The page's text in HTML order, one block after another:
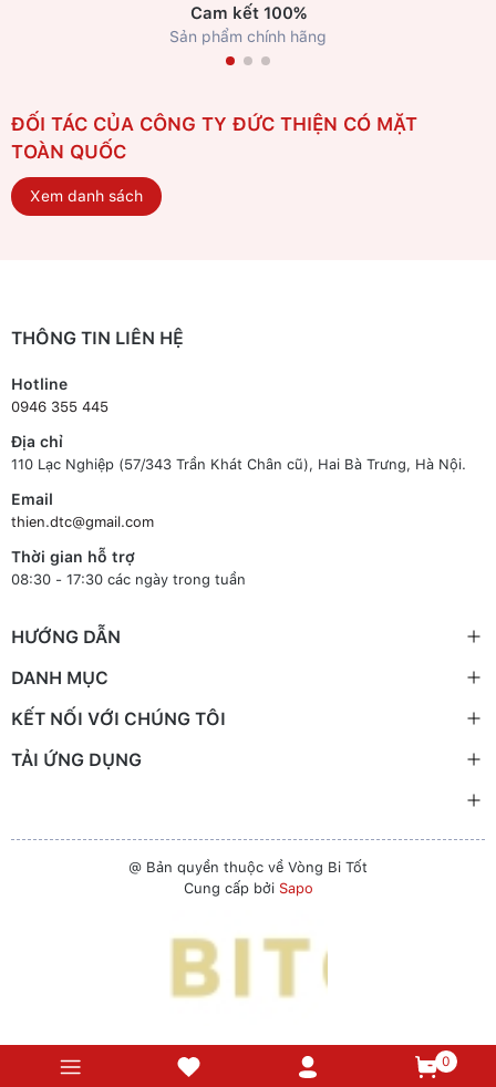
0
Cam kết 100%
Sản phẩm chính hãng
ĐỐI TÁC CỦA CÔNG TY ĐỨC THIỆN CÓ MẶT
TOÀN QUỐC
Xem danh sách
THÔNG TIN LIÊN HỆ
Hotline
0946 355 445
Địa chỉ
110 Lạc Nghiệp (57/343 Trần Khát Chân cũ), Hai Bà Trưng, Hà Nội.
Email
thien.dtc@gmail.com
Thời gian hỗ trợ
08:30 - 17:30 các ngày trong tuần
HƯỚNG DẪN
DANH MỤC
KẾT NỐI VỚI CHÚNG TÔI
TẢI ỨNG DỤNG
@ Bản quyền thuộc về Vòng Bi Tốt
Cung cấp bởi Sapo